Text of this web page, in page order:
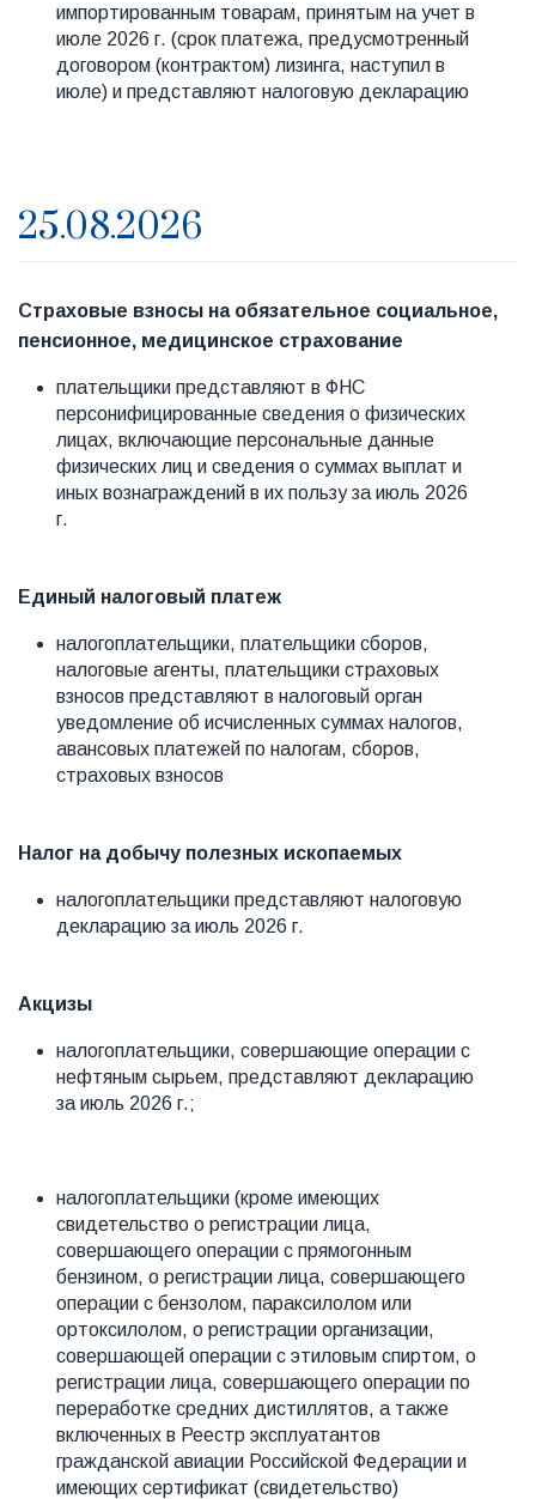
импортированным товарам, принятым на учет в
июле 2026 г. (срок платежа, предусмотренный
договором (контрактом) лизинга, наступил в
июле) и представляют налоговую декларацию
25.08.2026
Страховые взносы на обязательное социальное,
пенсионное, медицинское страхование
плательщики представляют в ФНС
персонифицированные сведения о физических
лицах, включающие персональные данные
физических лиц и сведения о суммах выплат и
иных вознаграждений в их пользу за июль 2026
г.
Единый налоговый платеж
налогоплательщики, плательщики сборов,
налоговые агенты, плательщики страховых
взносов представляют в налоговый орган
уведомление об исчисленных суммах налогов,
авансовых платежей по налогам, сборов,
страховых взносов
Налог на добычу полезных ископаемых
налогоплательщики представляют налоговую
декларацию за июль 2026 г.
Акцизы
налогоплательщики, совершающие операции с
нефтяным сырьем, представляют декларацию
за июль 2026 г.;
налогоплательщики (кроме имеющих
свидетельство о регистрации лица,
совершающего операции с прямогонным
бензином, о регистрации лица, совершающего
операции с бензолом, параксилолом или
ортоксилолом, о регистрации организации,
совершающей операции с этиловым спиртом, о
регистрации лица, совершающего операции по
переработке средних дистиллятов, а также
включенных в Реестр эксплуатантов
гражданской авиации Российской Федерации и
имеющих сертификат (свидетельство)